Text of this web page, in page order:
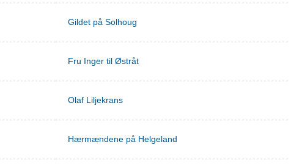
Gildet på Solhoug
Fru Inger til Østråt
Olaf Liljekrans
Hærmændene på Helgeland